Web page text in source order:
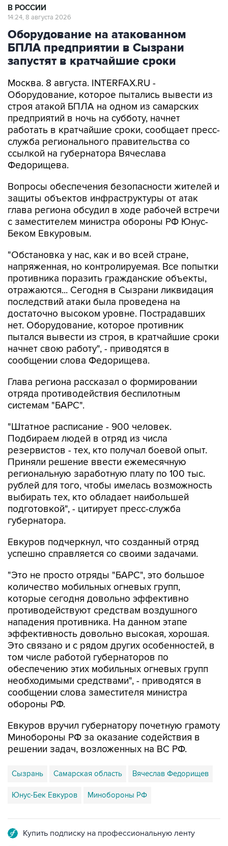
В РОССИИ
14:24, 8 августа 2026
Оборудование на атакованном
БПЛА предприятии в Сызрани
запустят в кратчайшие сроки
Москва. 8 августа. INTERFAX.RU -
Оборудование, которое пытались вывести из
строя атакой БПЛА на одном из самарских
предприятий в ночь на субботу, начнет
работать в кратчайшие сроки, сообщает пресс-
служба регионального правительства со
ссылкой на губернатора Вячеслава
Федорищева.
Вопросы обеспечения безопасности жителей и
защиты объектов инфраструктуры от атак
глава региона обсудил в ходе рабочей встречи
с заместителем министра обороны РФ Юнус-
Беком Евкуровым.
"Обстановка у нас, как и во всей стране,
напряженная, но контролируемая. Все попытки
противника поразить гражданские объекты,
отражаются... Сегодня в Сызрани ликвидация
последствий атаки была проведена на
достаточно высоком уровне. Пострадавших
нет. Оборудование, которое противник
пытался вывести из строя, в кратчайшие сроки
начнет свою работу", - приводятся в
сообщении слова Федорищева.
Глава региона рассказал о формировании
отряда противодействия беспилотным
системам "БАРС".
"Штатное расписание - 900 человек.
Подбираем людей в отряд из числа
резервистов - тех, кто получал боевой опыт.
Приняли решение ввести ежемесячную
региональную заработную плату по 100 тыс.
рублей для того, чтобы имелась возможность
выбирать тех, кто обладает наибольшей
подготовкой", - цитирует пресс-служба
губернатора.
Евкуров подчеркнул, что созданный отряд
успешно справляется со своими задачами.
"Это не просто отряды "БАРС", это большое
количество мобильных огневых групп,
которые сегодня довольно эффективно
противодействуют средствам воздушного
нападения противника. На данном этапе
эффективность довольно высокая, хорошая.
Это связано и с рядом других особенностей, в
том числе работой губернаторов по
обеспечению этих мобильных огневых групп
необходимыми средствами", - приводятся в
сообщении слова заместителя министра
обороны РФ.
Евкуров вручил губернатору почетную грамоту
Минобороны РФ за оказание содействия в
решении задач, возложенных на ВС РФ.
Сызрань Самарская область Вячеслав Федорищев
Юнус-Бек Евкуров Минобороны РФ
Купить подписку на профессиональную ленту